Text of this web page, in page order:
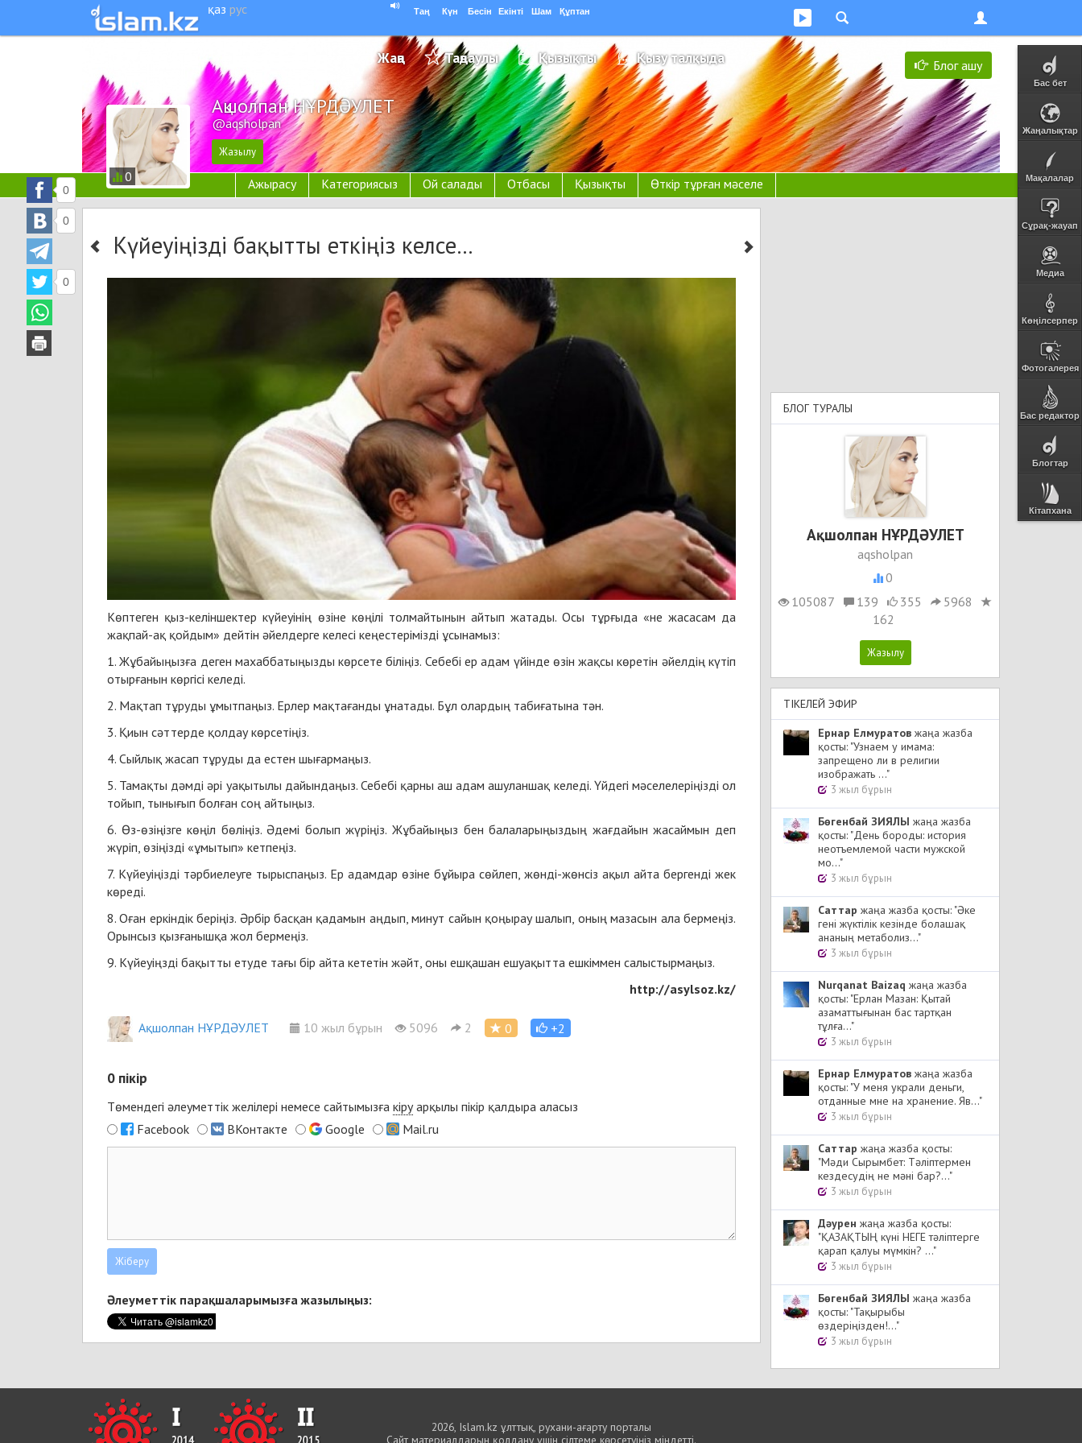
қаз рус Таң Күн Бесін Екінті Шам Құптан
Бас бет
Жаңалықтар
Мақалалар
Сұрақ-жауап
Медиа
Көңілсерпер
Фотогалерея
Бас редактор
Блогтар
Кітапхана
Блог ашу
Жаңа Таңдаулы Қызықты Қызу талқыда
0
Ақшолпан НҰРДӘУЛЕТ
@aqsholpan
Ажырасу Категориясыз Ой салады Отбасы Қызықты Өткір тұрған мәселе
Күйеуіңізді бақытты еткіңіз келсе…
0
0
0
Көптеген қыз-келіншектер күйеуінің өзіне көңілі толмайтынын айтып жатады. Осы тұрғыда «не жасасам да
жақпай-ақ қойдым» дейтін әйелдерге келесі кеңестерімізді ұсынамыз:
1. Жұбайыңызға деген махаббатыңызды көрсете біліңіз. Себебі ер адам үйінде өзін жақсы көретін әйелдің күтіп
отырғанын көргісі келеді.
2. Мақтап тұруды ұмытпаңыз. Ерлер мақтағанды ұнатады. Бұл олардың табиғатына тән.
3. Қиын сәттерде қолдау көрсетіңіз.
4. Сыйлық жасап тұруды да естен шығармаңыз.
5. Тамақты дәмді әрі уақытылы дайындаңыз. Себебі қарны аш адам ашуланшақ келеді. Үйдегі мәселелеріңізді ол
тойып, тынығып болған соң айтыңыз.
6. Өз-өзіңізге көңіл бөліңіз. Әдемі болып жүріңіз. Жұбайыңыз бен балаларыңыздың жағдайын жасаймын деп
жүріп, өзіңізді «ұмытып» кетпеңіз.
7. Күйеуіңізді тәрбиелеуге тырыспаңыз. Ер адамдар өзіне бұйыра сөйлеп, жөнді-жөнсіз ақыл айта бергенді жек
көреді.
8. Оған еркіндік беріңіз. Әрбір басқан қадамын аңдып, минут сайын қоңырау шалып, оның мазасын ала бермеңіз.
Орынсыз қызғанышқа жол бермеңіз.
9. Күйеуіңзді бақытты етуде тағы бір айта кететін жәйт, оны ешқашан ешуақытта ешкіммен салыстырмаңыз.
http://asylsoz.kz/
Ақшолпан НҰРДӘУЛЕТ 10 жыл бұрын 5096 2 0 +2
0 пікір
Төмендегі әлеуметтік желілері немесе сайтымызға кіруарқылы пікір қалдыра аласыз
Facebook
ВКонтакте Google Mail.ru
Әлеуметтік парақшаларымызға жазылыңыз:
БЛОГ ТУРАЛЫ
Ақшолпан НҰРДӘУЛЕТ
aqsholpan
0
105087
139 355
5968
162
ТІКЕЛЕЙ ЭФИР
Ернар Елмуратов жаңа жазба
қосты: "Узнаем у имама:
запрещено ли в религии
изображать ..."
3 жыл бұрын
Бөгенбай ЗИЯЛЫ жаңа жазба
қосты: "День бороды: история
неотъемлемой части мужской
мо..."
3 жыл бұрын
Cаттар жаңа жазба қосты: "Әке
гені жүктілік кезінде болашақ
ананың метаболиз..."
3 жыл бұрын
Nurqanat Baizaq жаңа жазба
қосты: "Ерлан Мазан: Қытай
азаматтығынан бас тартқан
тұлға..."
3 жыл бұрын
Ернар Елмуратов жаңа жазба
қосты: "У меня украли деньги,
отданные мне на хранение. Яв..."
3 жыл бұрын
Cаттар жаңа жазба қосты:
"Мәди Сырымбет: Тәліптермен
кездесудің не мәні бар?..."
3 жыл бұрын
Дәурен жаңа жазба қосты:
"ҚАЗАҚТЫҢ күні НЕГЕ тәліптерге
қарап қалуы мүмкін? ..."
3 жыл бұрын
Бөгенбай ЗИЯЛЫ жаңа жазба
қосты: "Тақырыбы
өздеріңізден!..."
3 жыл бұрын
2026, Islam.kz ұлттық, рухани-ағарту порталы
Сайт материалдарын қолдану үшін сілтеме көрсетуіңіз міндетті.